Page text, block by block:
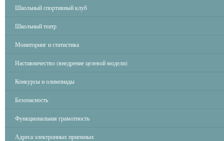
Школьный спортивный клуб
Школьный театр
Мониторинг и статистика
Наставничество (внедрение целевой модели)
Конкурсы и олимпиады
Безопасность
Функциональная грамотность
Адреса электронных приемных